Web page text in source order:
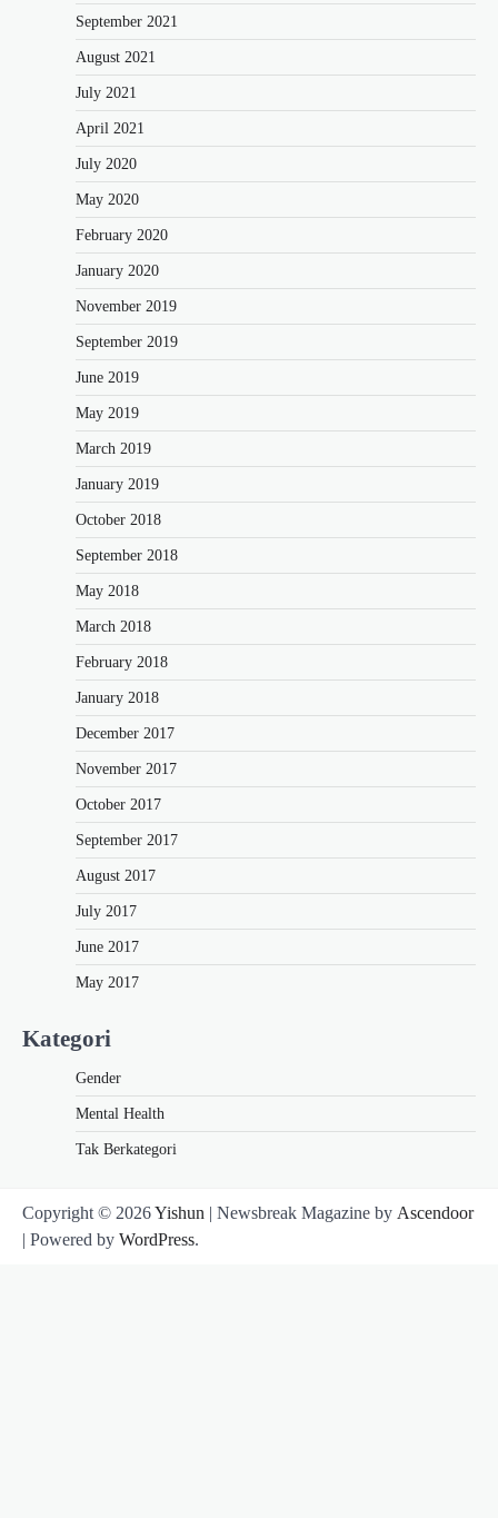
September 2021
August 2021
July 2021
April 2021
July 2020
May 2020
February 2020
January 2020
November 2019
September 2019
June 2019
May 2019
March 2019
January 2019
October 2018
September 2018
May 2018
March 2018
February 2018
January 2018
December 2017
November 2017
October 2017
September 2017
August 2017
July 2017
June 2017
May 2017
Kategori
Gender
Mental Health
Tak Berkategori
Copyright © 2026Yishun | Newsbreak Magazine by Ascendoor
| Powered by WordPress.